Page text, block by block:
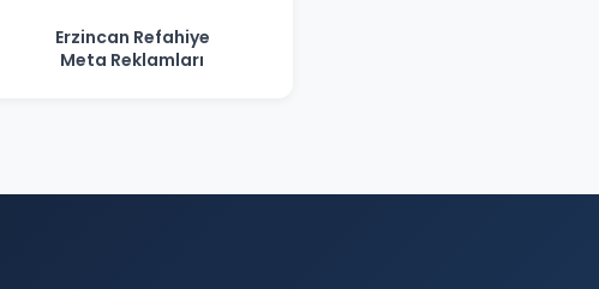
Erzincan Refahiye
Meta Reklamları